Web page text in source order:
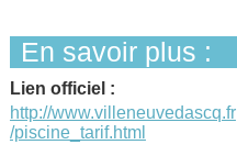
En savoir plus :
Lien officiel :
http://www.villeneuvedascq.fr
/piscine_tarif.html